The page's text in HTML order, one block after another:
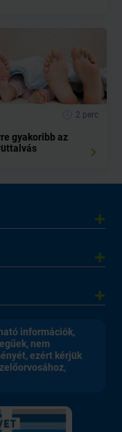
2 perc
gyakoribb az
információk,
nem
ezért kérjük